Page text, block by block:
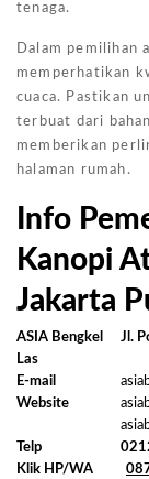
tenaga.
Dalam pemilihan
memperhatikan
cuaca. Pastikan
terbuat dari
memberikan
halaman rumah.
Info
Kanopi
Jakarta
ASIA Bengkel
Las
Jl.
E-mail
Website
Telp
Klik HP/WA